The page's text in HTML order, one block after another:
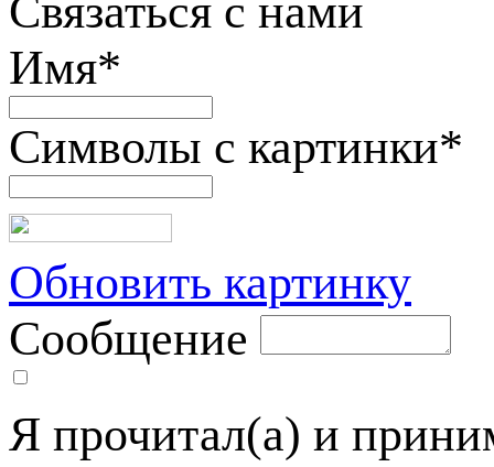
Связаться с нами
Имя*
Символы с картинки*
Обновить картинку
Сообщение
Я прочитал(а) и